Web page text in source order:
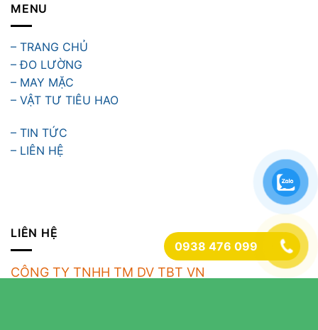
MENU
– TRANG CHỦ
– ĐO LƯỜNG
– MAY MẶC
– VẬT TƯ TIÊU HAO
– TIN TỨC
– LIÊN HỆ
LIÊN HỆ
CÔNG TY TNHH TM DV TBT VN
0938 476 099